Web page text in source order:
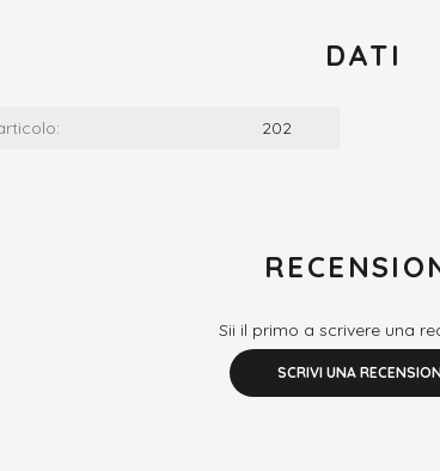
DATI
202
Sii il primo a scrivere una
SCRIVI UNA